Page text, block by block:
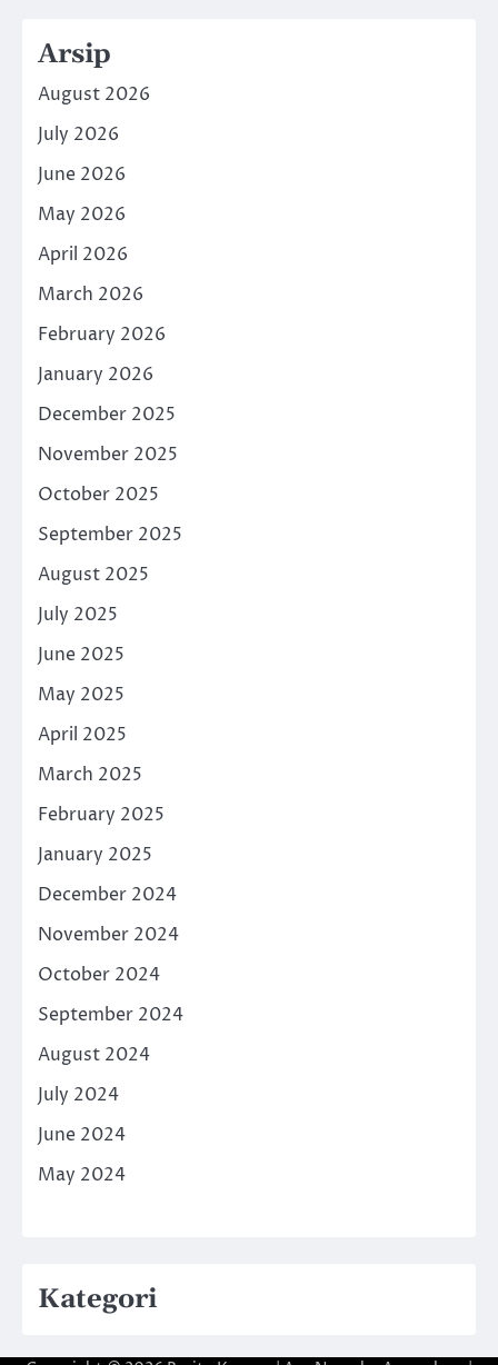
Arsip
August 2026
July 2026
June 2026
May 2026
April 2026
March 2026
February 2026
January 2026
December 2025
November 2025
October 2025
September 2025
August 2025
July 2025
June 2025
May 2025
April 2025
March 2025
February 2025
January 2025
December 2024
November 2024
October 2024
September 2024
August 2024
July 2024
June 2024
May 2024
Kategori